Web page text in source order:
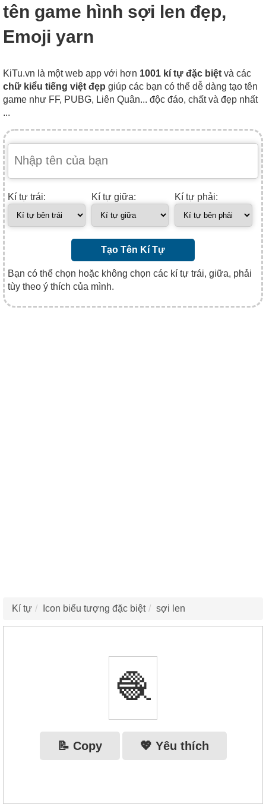
tên game hình sợi len đẹp,
Emoji yarn
KiTu.vn là một web app với hơn 1001 kí tự đặc biệt và các
chữ kiểu tiếng việt đẹp giúp các bạn có thể dễ dàng tạo tên
game như FF, PUBG, Liên Quân... độc đáo, chất và đẹp nhất
...
Kí tự trái: Kí tự giữa: Kí tự phải:
Tạo Tên Kí Tự
Bạn có thể chọn hoặc không chọn các kí tự trái, giữa, phải
tùy theo ý thích của mình.
Kí tự Icon biểu tượng đặc biệt sợi len
🧶
📝 Copy 💖 Yêu thích